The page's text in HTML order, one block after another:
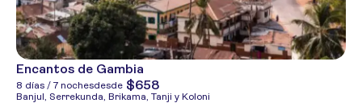
Encantos de Gambia
8 días / 7 nochesdesde $658
Banjul, Serrekunda, Brikama, Tanji y Koloni